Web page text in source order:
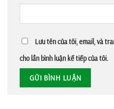
Lưu tên của tôi, email, và
cho lần bình luận kế tiếp của tôi.